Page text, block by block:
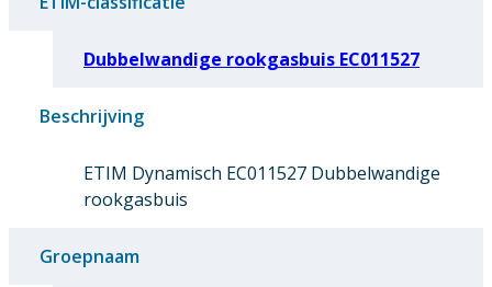
Dubbelwandige rookgasbuis EC011527
Beschrijving
ETIM Dynamisch EC011527 Dubbelwandige
rookgasbuis
Groepnaam